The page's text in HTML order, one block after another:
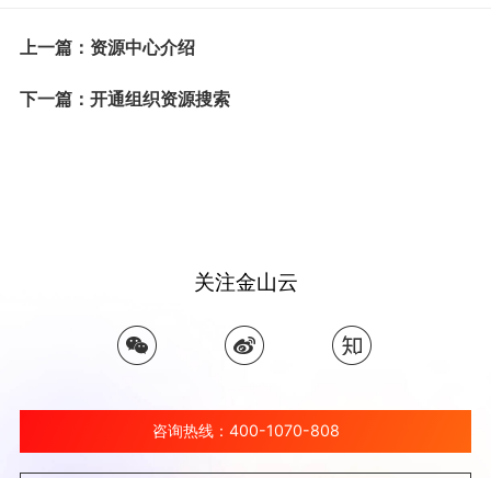
上一篇：资源中心介绍
下一篇：开通组织资源搜索
关注金山云
咨询热线：400-1070-808